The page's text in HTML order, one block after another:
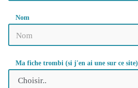
Nom
Ma fiche trombi (si j'en ai une sur ce site)